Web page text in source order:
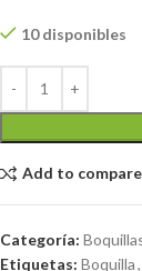
10 disponibles
Add to compare
Categoría:
Etiquetas: Boquilla,